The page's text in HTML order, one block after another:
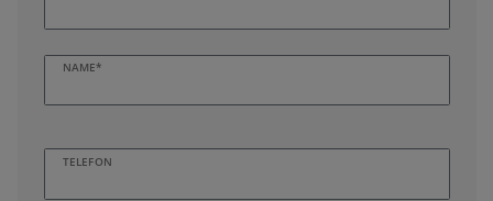
NAME*
TELEFON